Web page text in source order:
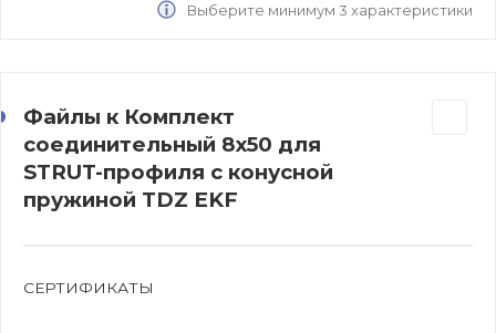
Выберите минимум 3 характеристики
Файлы к Комплект
соединительный 8х50 для
STRUT-профиля с конусной
пружиной TDZ EKF
СЕРТИФИКАТЫ